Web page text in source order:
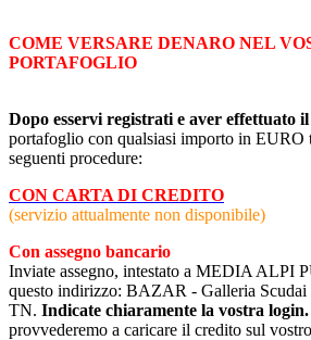
COME VERSARE DENARO NEL
PORTAFOGLIO
Dopo esservi registrati e aver effettuato
portafoglio con qualsiasi importo in EURO
seguenti procedure:
CON CARTA DI CREDITO
(servizio attualmente non disponibile)
Con assegno bancario
Inviate assegno, intestato a MEDIA ALPI
questo indirizzo: BAZAR - Galleria
TN. Indicate chiaramente la vostra login.
provvederemo a caricare il credito sul